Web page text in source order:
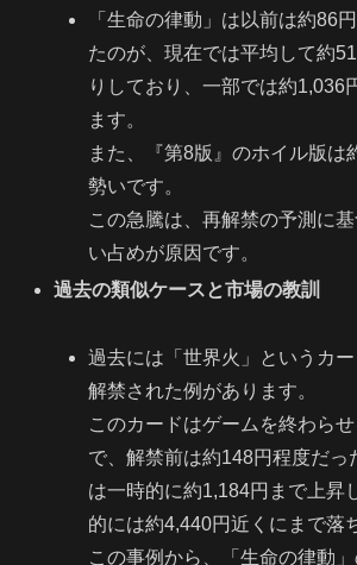
「生命の律動」は以前は約86
たのが、現在では平均して約
りしており、一部では約1,036
ます。
また、『第8版』のホイル版は
勢いです。
この急騰は、再解禁の予測に
い占めが原因です。
過去の類似ケースと市場の教訓
過去には「世界火」というカ
解禁された例があります。
このカードはゲームを終わら
で、解禁前は約148円程度だっ
は一時的に約1,184円まで上昇
的には約4,440円近くにまで落
この事例から、「生命の律動